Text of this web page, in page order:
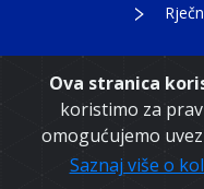
Ova stranica
koristimo za
omogućujemo
Saznaj više o
Copyright